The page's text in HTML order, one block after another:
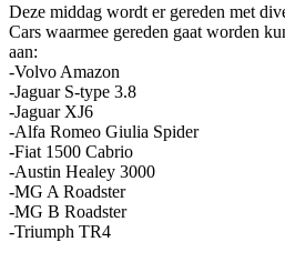
Deze middag wordt er gereden met
Cars waarmee gereden gaat worden
aan:
-Volvo Amazon
-Jaguar S-type 3.8
-Jaguar XJ6
-Alfa Romeo Giulia Spider
-Fiat 1500 Cabrio
-Austin Healey 3000
-MG A Roadster
-MG B Roadster
-Triumph TR4